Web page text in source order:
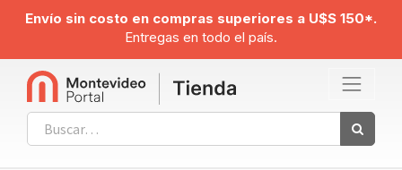
Envío sin costo en compras superiores a U$S 150*.
Entregas en todo el país.